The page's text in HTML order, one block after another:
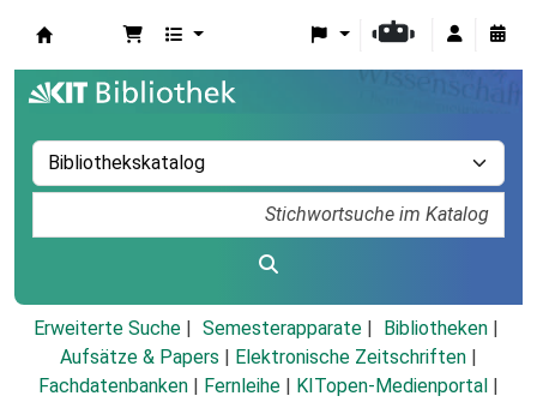
Erweiterte Suche Semesterapparate
Bibliotheken
Aufsätze & Papers
Elektronische Zeitschriften
Fachdatenbanken
Fernleihe KITopen-Medienportal